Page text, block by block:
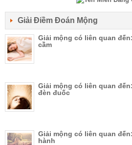
Giải Điềm Đoán Mộng
Giải mộng có liên quan
cầm
Giải mộng có liên quan
đèn đuốc
Giải mộng có liên quan
hành